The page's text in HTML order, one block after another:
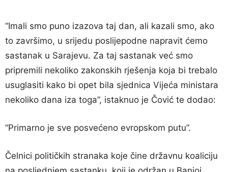
“Imali smo puno izazova taj dan, ali kazali smo, ako
to završimo, u srijedu poslijepodne napravit ćemo
sastanak u Sarajevu. Za taj sastanak već smo
pripremili nekoliko zakonskih rješenja koja bi trebalo
usuglasiti kako bi opet bila sjednica Vijeća ministara
nekoliko dana iza toga”, istaknuo je Čović te dodao:
“Primarno je sve posvećeno evropskom putu”.
Čelnici političkih stranaka koje čine državnu koaliciju